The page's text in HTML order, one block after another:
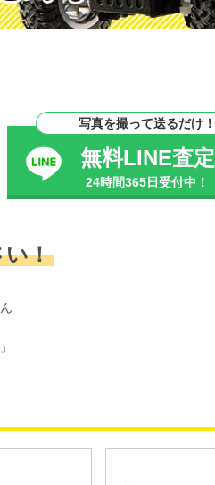
写真を撮って送るだけ！
無料LINE査定
24時間365日受付中！
い！